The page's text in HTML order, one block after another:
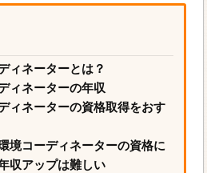
ィネーターとは？
ィネーターの年収
ィネーターの資格取得をおす
境コーディネーターの資格に
収アップは難しい